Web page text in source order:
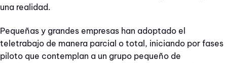
una realidad.
Pequeñas y grandes empresas han adoptado el
teletrabajo de manera parcial o total, iniciando por fases
piloto que contemplan a un grupo pequeño de